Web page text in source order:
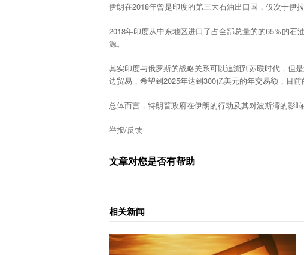
伊朗在2018年曾是印度的第三大石油出口国，仅次于伊
2018年印度从中东地区进口了占全部总量的的65％的
源。
其实印度与俄罗斯的战略关系可以追溯到苏联时代，但
边贸易，希望到2025年达到300亿美元的年交易额，目前
总体而言，特朗普政府在伊朗的行动及其对波斯湾的影
举报/反馈
文章对您是否有帮助
相关新闻